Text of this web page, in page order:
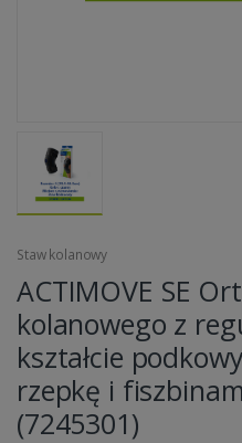
Staw kolanowy
ACTIMOVE SE
kolanowego z
kształcie
rzepkę i
(7245301)